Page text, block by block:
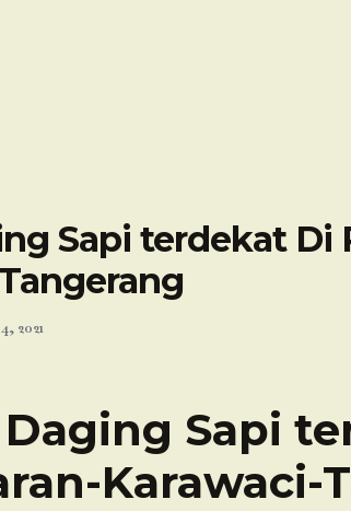
Sapi terdekat Di
2021
Sapi
Karawaci-